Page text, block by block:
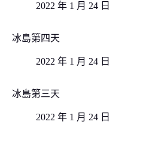
2022 年 1 月 24 日
冰島第四天
2022 年 1 月 24 日
冰島第三天
2022 年 1 月 24 日